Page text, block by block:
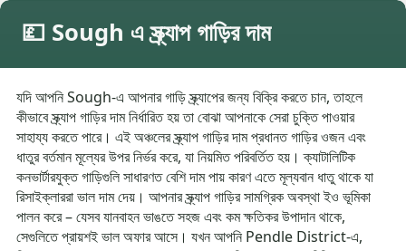
💷 Sough এ স্ক্র্যাপ গাড়ির দাম
যদি আপনি Sough-এ আপনার গাড়ি স্ক্র্যাপের জন্য বিক্রি করতে চান, তাহলে
কীভাবে স্ক্র্যাপ গাড়ির দাম নির্ধারিত হয় তা বোঝা আপনাকে সেরা চুক্তি পাওয়ার
সাহায্য করতে পারে। এই অঞ্চলের স্ক্র্যাপ গাড়ির দাম প্রধানত গাড়ির ওজন এবং
ধাতুর বর্তমান মূল্যের উপর নির্ভর করে, যা নিয়মিত পরিবর্তিত হয়। ক্যাটালিটিক
কনভার্টারযুক্ত গাড়িগুলি সাধারণত বেশি দাম পায় কারণ এতে মূল্যবান ধাতু থাকে যা
রিসাইক্লাররা ভাল দাম দেয়। আপনার স্ক্র্যাপ গাড়ির সামগ্রিক অবস্থা ইও ভূমিকা
পালন করে – যেসব যানবাহন ভাঙতে সহজ এবং কম ক্ষতিকর উপাদান থাকে,
সেগুলিতে প্রায়শই ভাল অফার আসে। যখন আপনি Pendle District-এ,